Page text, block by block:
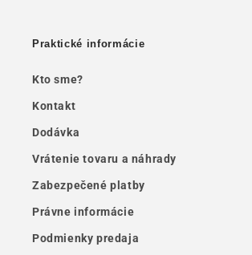
Praktické informácie
Kto sme?
Kontakt
Dodávka
Vrátenie tovaru a náhrady
Zabezpečené platby
Právne informácie
Podmienky predaja